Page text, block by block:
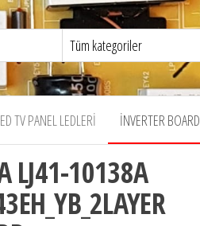
TV PANEL LEDLERI İNVERTER BOARD
LJ41-10138A